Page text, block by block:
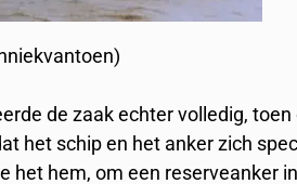
de zaak echter volledig, toen
het schip en het anker zich
hem, om een reserveanker